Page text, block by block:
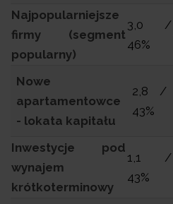
Najpopularniejsze
firmy (segment
popularny)
3,0 /
46%
Nowe
apartamentowce
- lokata kapitału
2,8 /
43%
Inwestycje pod
wynajem
krótkoterminowy
1,1 /
43%